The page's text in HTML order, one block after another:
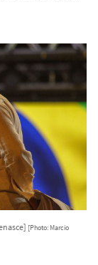
[Photo: Marcio